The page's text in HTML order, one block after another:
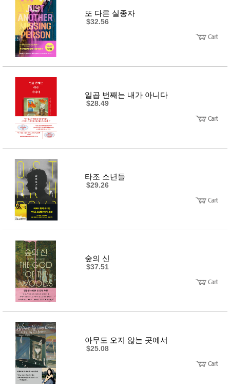
또 다른 실종자
$32.56
일곱 번째는 내가 아니다
$28.49
타조 소년들
$29.26
숲의 신
$37.51
아무도 오지 않는 곳에서
$25.08